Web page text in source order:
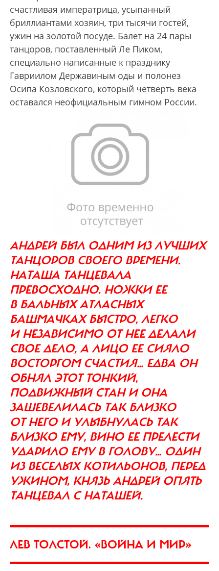
счастливая императрица, усыпанный
бриллиантами хозяин, три тысячи гостей,
ужин на золотой посуде. Балет на 24 пары
танцоров, поставленный Ле Пиком,
специально написанные к празднику
Гавриилом Державиным оды и полонез
Осипа Козловского, который четверть века
оставался неофициальным гимном России.
АНДРЕЙ БЫЛ ОДНИМ ИЗ ЛУЧШИХ
ТАНЦОРОВ СВОЕГО ВРЕМЕНИ.
НАТАША ТАНЦЕВАЛА
ПРЕВОСХОДНО. НОЖКИ ЕЕ
В БАЛЬНЫХ АТЛАСНЫХ
БАШМАЧКАХ БЫСТРО, ЛЕГКО
И НЕЗАВИСИМО ОТ НЕЕ ДЕЛАЛИ
СВОЕ ДЕЛО, А ЛИЦО ЕЕ СИЯЛО
ВОСТОРГОМ СЧАСТИЯ… ЕДВА ОН
ОБНЯЛ ЭТОТ ТОНКИЙ,
ПОДВИЖНЫЙ СТАН И ОНА
ЗАШЕВЕЛИЛАСЬ ТАК БЛИЗКО
ОТ НЕГО И УЛЫБНУЛАСЬ ТАК
БЛИЗКО ЕМУ, ВИНО ЕЕ ПРЕЛЕСТИ
УДАРИЛО ЕМУ В ГОЛОВУ… ОДИН
ИЗ ВЕСЕЛЫХ КОТИЛЬОНОВ, ПЕРЕД
УЖИНОМ, КНЯЗЬ АНДРЕЙ ОПЯТЬ
ТАНЦЕВАЛ С НАТАШЕЙ.
ЛЕВ ТОЛСТОЙ. «ВОЙНА И МИР»